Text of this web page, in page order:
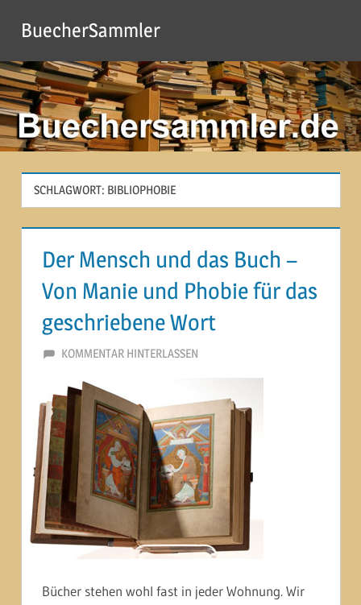
Inhalt
springen
BuecherSammler
SCHLAGWORT: BIBLIOPHOBIE
Der Mensch und das Buch –
Von Manie und Phobie für das
geschriebene Wort
11. JANUAR 2013
MARTINA BERG
KOMMENTAR HINTERLASSEN
Bücher stehen wohl fast in jeder Wohnung. Wir